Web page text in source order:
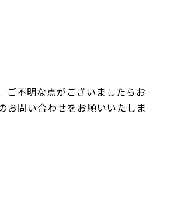
ご不明な点がございましたらお
お問い合わせをお願いいたしま